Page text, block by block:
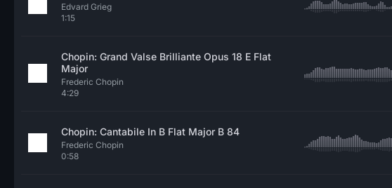
Edvard Grieg
1:15
Chopin: Grand Valse Brilliante Opus 18 E Flat
Major
Frederic Chopin
4:29
Chopin: Cantabile In B Flat Major B 84
Frederic Chopin
0:58